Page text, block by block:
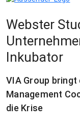
Webster
Inkubator
VIA Group
Management
die Krise